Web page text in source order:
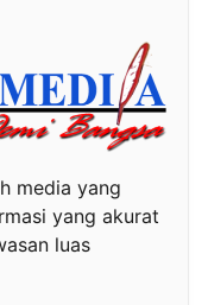
media yang
yang akurat
luas